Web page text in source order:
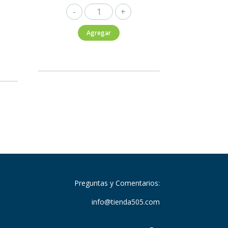
T.H
Carmenere
750ml
Agregar
Preguntas y Comentarios:
info@tienda505.com